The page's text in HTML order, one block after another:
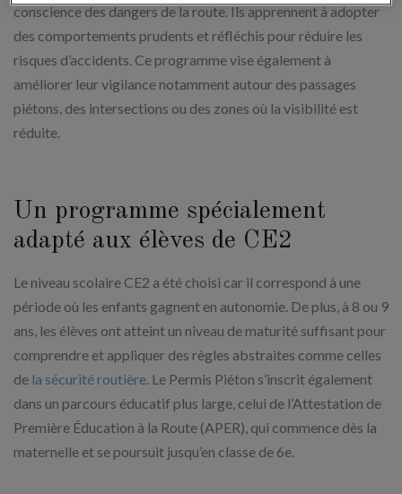
conscience des dangers de la route. Ils apprennent à adopter
des comportements prudents et réfléchis pour réduire les
risques d’accidents. Ce programme vise également à
améliorer leur vigilance notamment autour des passages
piétons, des intersections ou des zones où la visibilité est
réduite.
Un programme spécialement
adapté aux élèves de CE2
Le niveau scolaire CE2 a été choisi car il correspond à une
période où les enfants gagnent en autonomie. De plus, à 8 ou 9
ans, les élèves ont atteint un niveau de maturité suffisant pour
comprendre et appliquer des règles abstraites comme celles
de la sécurité routière. Le Permis Piéton s’inscrit également
dans un parcours éducatif plus large, celui de l’Attestation de
Première Éducation à la Route (APER), qui commence dès la
maternelle et se poursuit jusqu’en classe de 6e.